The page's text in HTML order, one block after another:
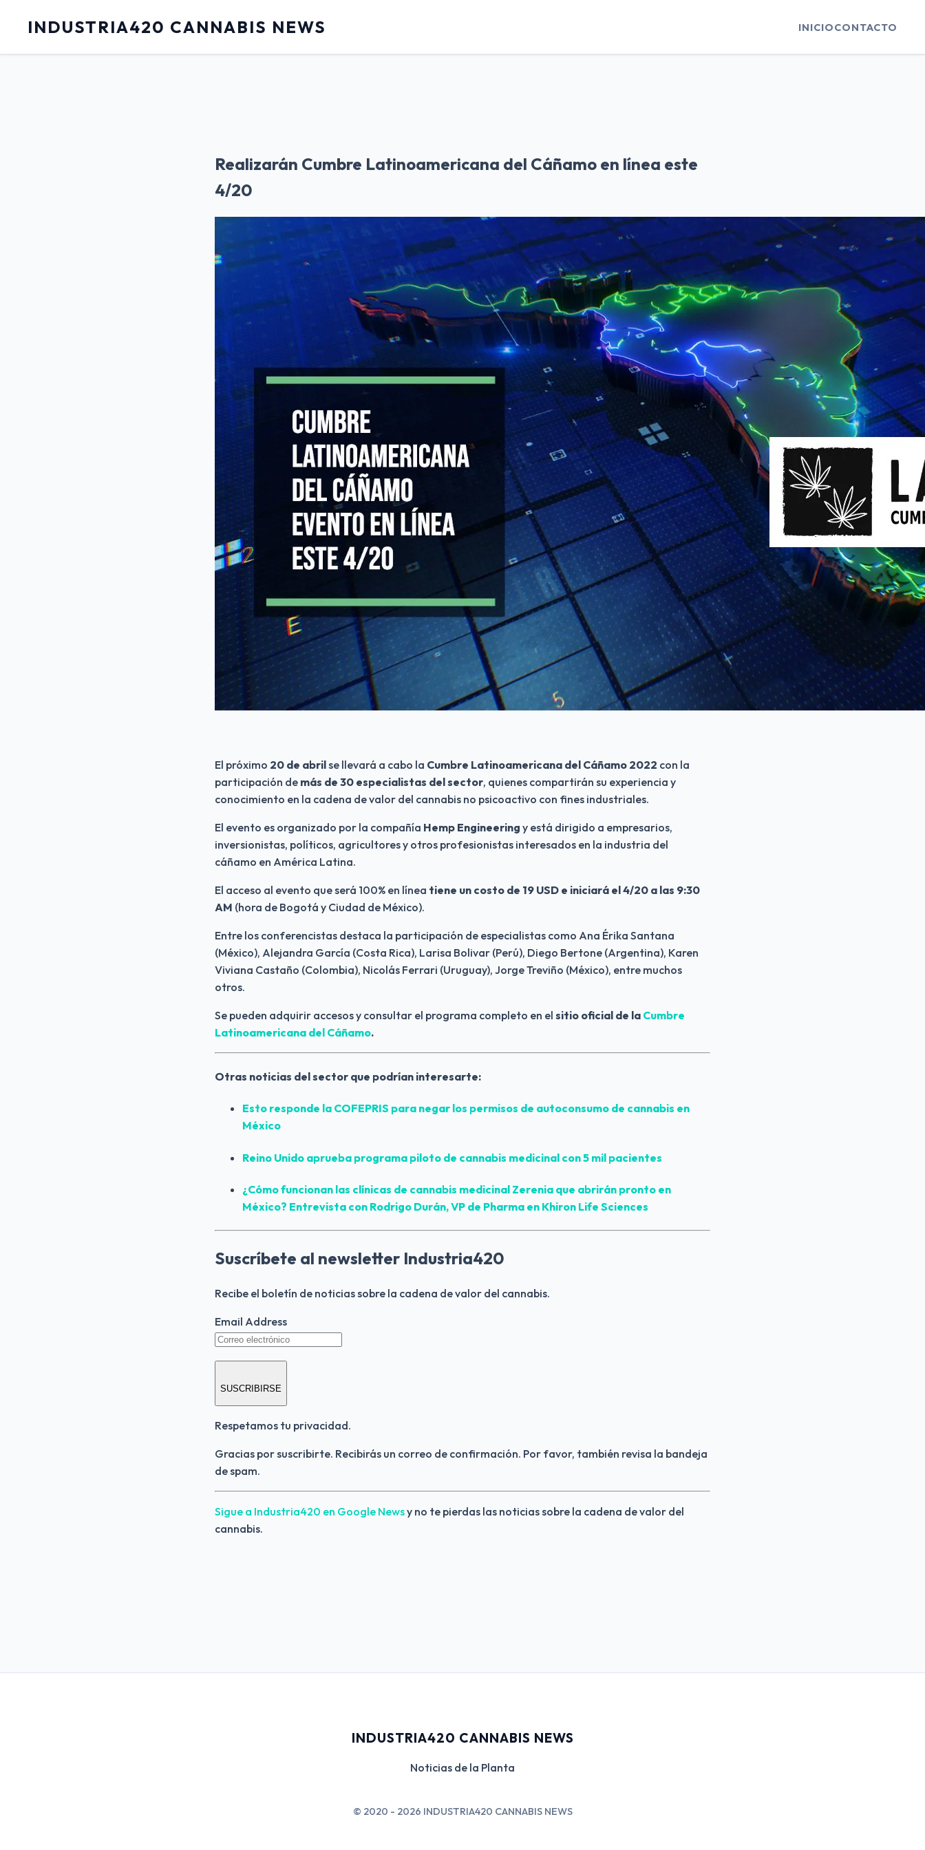
INDUSTRIA420 CANNABIS NEWS INICIOCONTACTO
Realizarán Cumbre Latinoamericana del Cáñamo en línea este
4/20
El próximo 20 de abril se llevará a cabo la Cumbre Latinoamericana del Cáñamo 2022 con la
participación de más de 30 especialistas del sector, quienes compartirán su experiencia y
conocimiento en la cadena de valor del cannabis no psicoactivo con fines industriales.
El evento es organizado por la compañía Hemp Engineering y está dirigido a empresarios,
inversionistas, políticos, agricultores y otros profesionistas interesados en la industria del
cáñamo en América Latina.
El acceso al evento que será 100% en línea tiene un costo de 19 USD e iniciará el 4/20 a las 9:30
AM (hora de Bogotá y Ciudad de México).
Entre los conferencistas destaca la participación de especialistas como Ana Érika Santana
(México), Alejandra García (Costa Rica), Larisa Bolivar (Perú), Diego Bertone (Argentina), Karen
Viviana Castaño (Colombia), Nicolás Ferrari (Uruguay), Jorge Treviño (México), entre muchos
otros.
Se pueden adquirir accesos y consultar el programa completo en el sitio oficial de la Cumbre
Latinoamericana del Cáñamo.
Otras noticias del sector que podrían interesarte:
Esto responde la COFEPRIS para negar los permisos de autoconsumo de cannabis en
México
Reino Unido aprueba programa piloto de cannabis medicinal con 5 mil pacientes
¿Cómo funcionan las clínicas de cannabis medicinal Zerenia que abrirán pronto en
México? Entrevista con Rodrigo Durán, VP de Pharma en Khiron Life Sciences
Suscríbete al newsletter Industria420
Recibe el boletín de noticias sobre la cadena de valor del cannabis.
Email Address
SUSCRIBIRSE
Respetamos tu privacidad.
Gracias por suscribirte. Recibirás un correo de confirmación. Por favor, también revisa la bandeja
de spam.
Sigue a Industria420 en Google News y no te pierdas las noticias sobre la cadena de valor del
cannabis.
INDUSTRIA420 CANNABIS NEWS
Noticias de la Planta
© 2020 - 2026 INDUSTRIA420 CANNABIS NEWS